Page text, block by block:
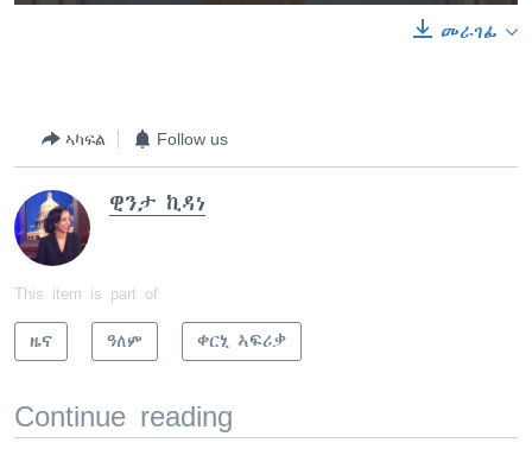
መራገፊ
ኣካፍል Follow us
ዊንታ ኪዳነ
This item is part of
ዜና ዓለም ቀርኒ ኣፍሪቃ
Continue reading